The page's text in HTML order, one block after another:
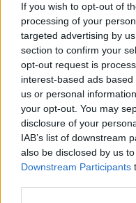
If you wish to opt-out of
processing of your
targeted advertising by
section to confirm your
opt-out request is
interest-based ads
us or personal
your opt-out. You may
disclosure of your
IAB’s list of downstream
also be disclosed by us
Downstream Participants
Ön szerint hogy
habos isler?
Igazi retró klasszikus
szeretnek, és amelyet
újraalkotni....